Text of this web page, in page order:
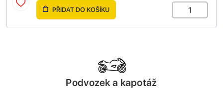
PŘIDAT DO KOŠÍKU
Podvozek a kapotáž